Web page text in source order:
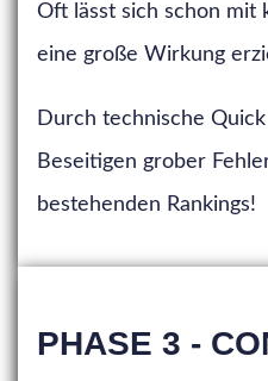
Oft lässt sich schon mit
eine große Wirkung
Durch technische
Beseitigen grober
bestehenden Rankings!
PHASE 3 -